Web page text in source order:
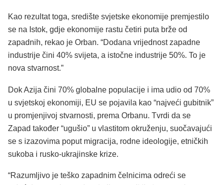
Kao rezultat toga, središte svjetske ekonomije premjestilo
se na Istok, gdje ekonomije rastu četiri puta brže od
zapadnih, rekao je Orban. “Dodana vrijednost zapadne
industrije čini 40% svijeta, a istočne industrije 50%. To je
nova stvarnost.”
Dok Azija čini 70% globalne populacije i ima udio od 70%
u svjetskoj ekonomiji, EU se pojavila kao “najveći gubitnik”
u promjenjivoj stvarnosti, prema Orbanu. Tvrdi da se
Zapad također “ugušio” u vlastitom okruženju, suočavajući
se s izazovima poput migracija, rodne ideologije, etničkih
sukoba i rusko-ukrajinske krize.
“Razumljivo je teško zapadnim čelnicima odreći se